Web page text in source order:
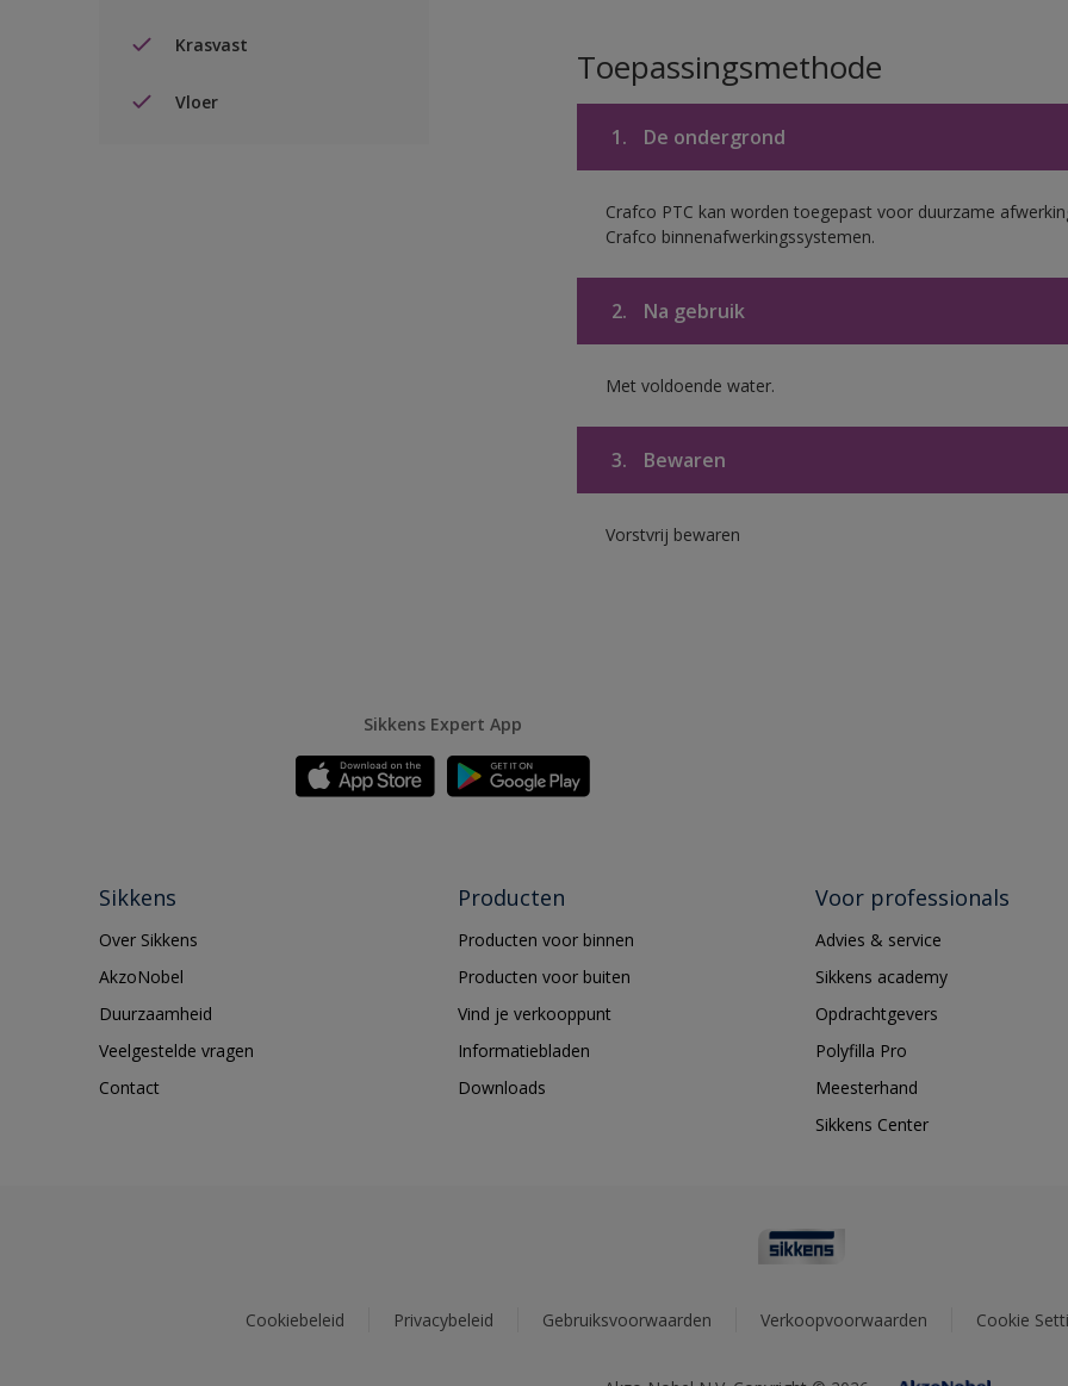
Krasvast
Vloer
Toepassingsmethode
1. De ondergrond
Crafco PTC kan worden toegepast voor duurzame
Crafco binnenafwerkingssystemen.
2. Na gebruik
Met voldoende water.
3. Bewaren
Vorstvrij bewaren
Sikkens Expert App
Sikkens
Over Sikkens
AkzoNobel
Duurzaamheid
Veelgestelde vragen
Contact
Producten
Producten voor binnen
Producten voor buiten
Vind je verkooppunt
Informatiebladen
Downloads
Voor professionals
Advies & service
Sikkens academy
Opdrachtgevers
Polyfilla Pro
Meesterhand
Sikkens Center
Cookiebeleid Privacybeleid Gebruiksvoorwaarden Verkoopvoorwaarden Cookie